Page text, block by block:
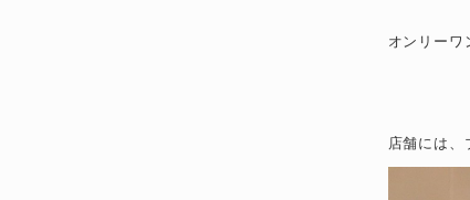
オンリーワ
店舗には、